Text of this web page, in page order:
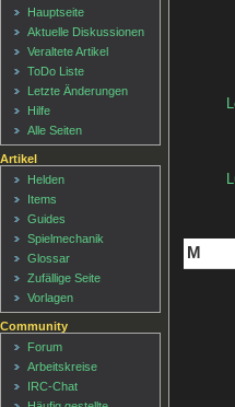
M
Hauptseite
Aktuelle Diskussionen
Veraltete Artikel
ToDo Liste
Letzte Änderungen
Hilfe
Alle Seiten
Artikel
Helden
Items
Guides
Spielmechanik
Glossar
Zufällige Seite
Vorlagen
Community
Forum
Arbeitskreise
IRC-Chat